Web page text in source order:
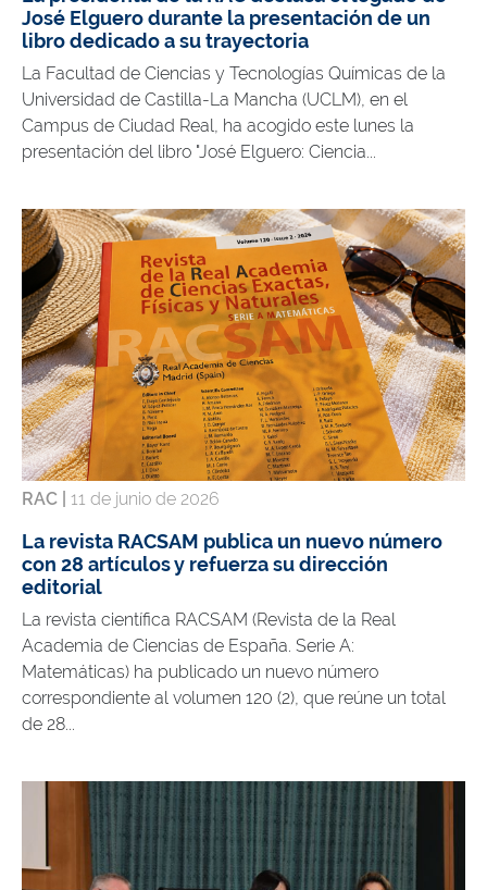
José Elguero durante la presentación de un
libro dedicado a su trayectoria
La Facultad de Ciencias y Tecnologías Químicas de la
Universidad de Castilla-La Mancha (UCLM), en el
Campus de Ciudad Real, ha acogido este lunes la
presentación del libro "José Elguero: Ciencia...
RAC | 11 de junio de 2026
La revista RACSAM publica un nuevo número
con 28 artículos y refuerza su dirección
editorial
La revista científica RACSAM (Revista de la Real
Academia de Ciencias de España. Serie A:
Matemáticas) ha publicado un nuevo número
correspondiente al volumen 120 (2), que reúne un total
de 28...